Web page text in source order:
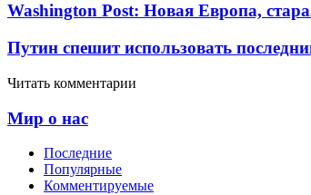
Washington Post: Новая Европа,
Путин спешит использовать
Читать комментарии
Мир о нас
Последние
Популярные
Комментируемые